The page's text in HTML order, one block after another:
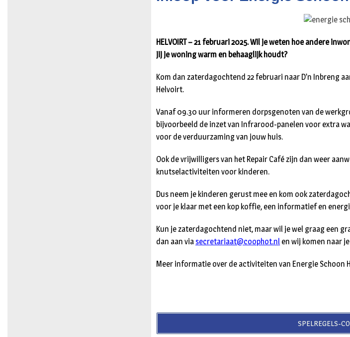
HELVOIRT – 21 februari 2025. Wil je weten hoe andere
jij je woning warm en behaaglijk houdt?
Kom dan zaterdagochtend 22 februari naar D’n Inbreng
Helvoirt.
Vanaf 09.30 uur informeren dorpsgenoten van de
bijvoorbeeld de inzet van Infrarood-panelen voor extra
voor de verduurzaming van jouw huis.
Ook de vrijwilligers van het Repair Café zijn dan weer
knutselactiviteiten voor kinderen.
Dus neem je kinderen gerust mee en kom ook
voor je klaar met een kop koffie, een informatief en
Kun je zaterdagochtend niet, maar wil je wel graag een
dan aan via secretariaat@coophot.nl en wij komen naar
Meer informatie over de activiteiten van Energie Schoon
SPELREGELS-